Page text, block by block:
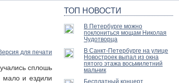
для печати
сплошь
и ездили
ТОП НОВОСТИ
В Петербурге можно
поклониться мощам Николая
Чудотворца
В Санкт-Петербурге на улице
Новостроек выпал из окна
пятого этажа восьмилетний
мальчик
Бесплатный концерт